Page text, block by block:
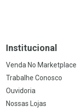
Institucional
Venda No Marketplace
Trabalhe Conosco
Ouvidoria
Nossas Lojas